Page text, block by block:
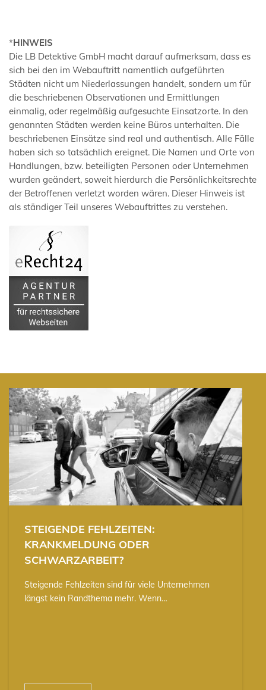
*HINWEIS
Die LB Detektive GmbH macht darauf aufmerksam, dass es
sich bei den im Webauftritt namentlich aufgeführten
Städten nicht um Niederlassungen handelt, sondern um für
die beschriebenen Observationen und Ermittlungen
einmalig, oder regelmäßig aufgesuchte Einsatzorte. In den
genannten Städten werden keine Büros unterhalten. Die
beschriebenen Einsätze sind real und authentisch. Alle Fälle
haben sich so tatsächlich ereignet. Die Namen und Orte von
Handlungen, bzw. beteiligten Personen oder Unternehmen
wurden geändert, soweit hierdurch die Persönlichkeitsrechte
der Betroffenen verletzt worden wären. Dieser Hinweis ist
als ständiger Teil unseres Webauftrittes zu verstehen.
STEIGENDE FEHLZEITEN:
KRANKMELDUNG ODER
SCHWARZARBEIT?
Steigende Fehlzeiten sind für viele Unternehmen
längst kein Randthema mehr. Wenn…